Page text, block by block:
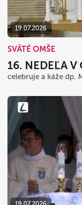
19.07.2026
SVÄTÉ OMŠE
16. NEDEĽA
celebruje a káže dp.